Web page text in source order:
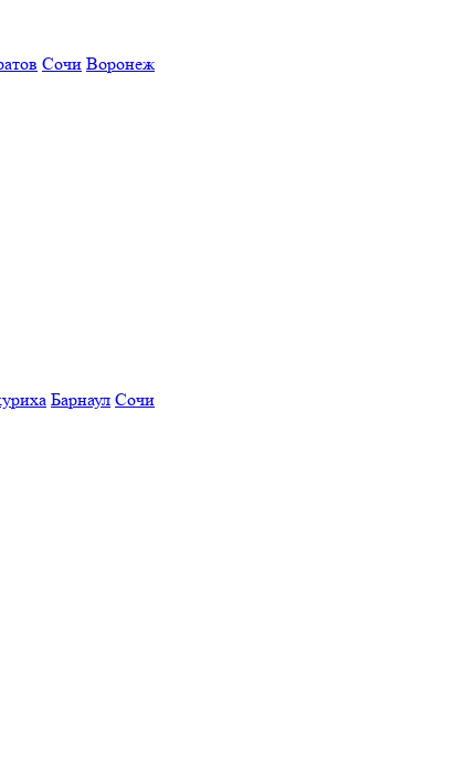
Сочи Воронеж
Барнаул Сочи